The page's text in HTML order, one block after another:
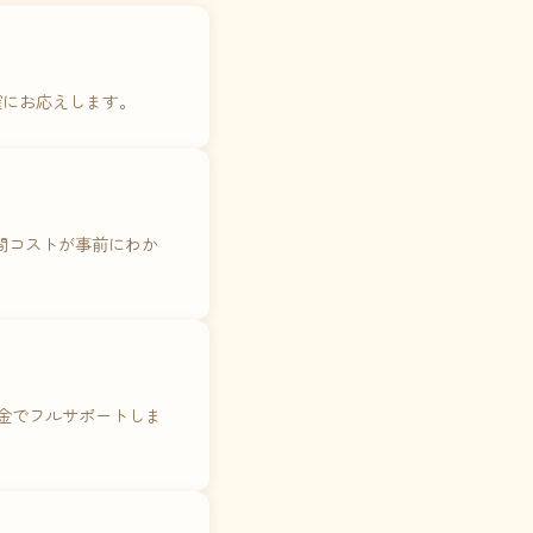
お応えします。
コストが事前にわか
でフルサポートしま